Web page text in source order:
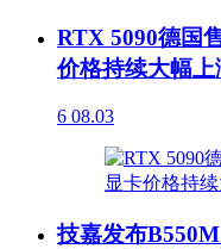
RTX 5090德国
价格持续大幅上
6 08.03
技嘉发布